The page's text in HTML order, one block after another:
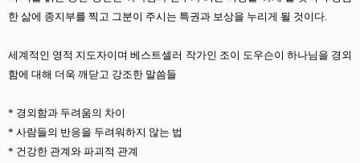
한 삶에 종지부를 찍고 그분이 주시는 특권과 보상을 누리게 될 것이다.
세계적인 영적 지도자이며 베스트셀러 작가인 조이 도우슨이 하나님을 경외
함에 대해 더욱 깨닫고 강조한 말씀들
* 경외함과 두려움의 차이
* 사람들의 반응을 두려워하지 않는 법
* 건강한 관계와 파괴적 관계